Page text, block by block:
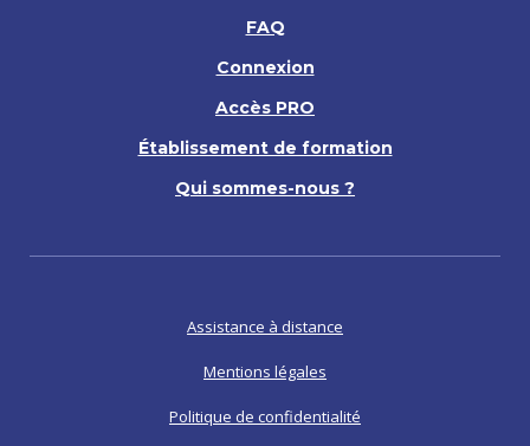
FAQ
Connexion
Accès PRO
Établissement de formation
Qui sommes-nous ?
Assistance à distance
Mentions légales
Politique de confidentialité